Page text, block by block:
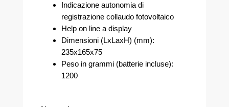
Indicazione autonomia di
registrazione collaudo fotovoltaico
Help on line a display
Dimensioni (LxLaxH) (mm):
235x165x75
Peso in grammi (batterie incluse):
1200